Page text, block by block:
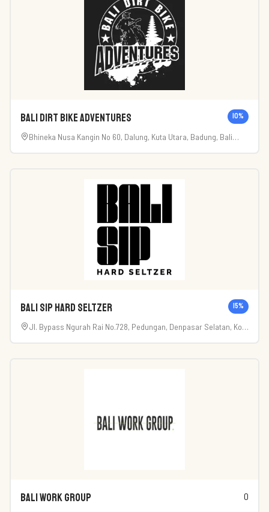
Bali Dirt Bike Adventures 10%
Bhineka Nusa Kangin No 60, Dalung, Kuta Utara, Badung, Bali
Bali Sip Hard Seltzer 15%
Jl. Bypass Ngurah Rai No.728, Pedungan, Denpasar Selatan, Kota
Bali Work Group 0